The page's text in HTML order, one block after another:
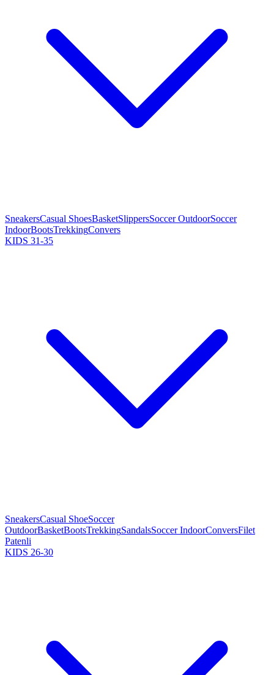
SneakersCasual ShoesBasketSlippersSoccer OutdoorSoccer
IndoorBootsTrekkingConvers
KIDS 31-35
SneakersCasual ShoeSoccer
OutdoorBasketBootsTrekkingSandalsSoccer IndoorConversFilet
Patenli
KIDS 26-30